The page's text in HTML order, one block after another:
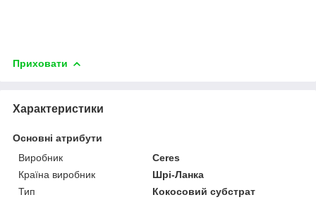
Приховати
Характеристики
Основні атрибути
Виробник
Ceres
Країна виробник
Шрі-Ланка
Тип
Кокосовий субстрат